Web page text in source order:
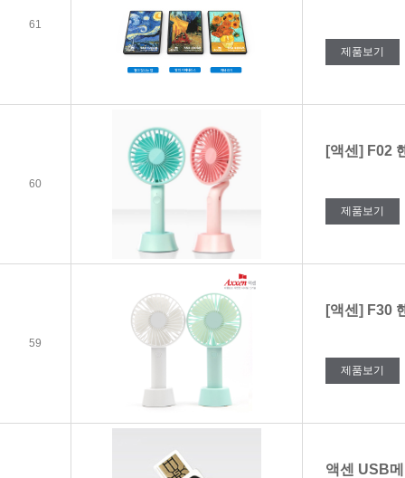
61
제품보기
60
[액센] F02
제품보기
59
[액센] F30
제품보기
액센 USB